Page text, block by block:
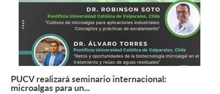
Leer más +
PUCV realizará seminario internacional:
microalgas para un...